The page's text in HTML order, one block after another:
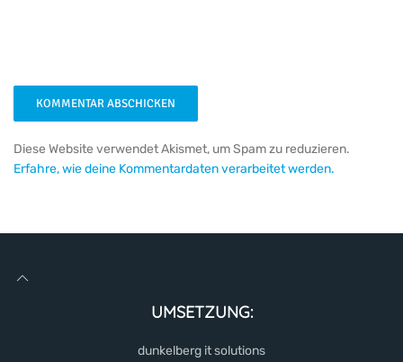
KOMMENTAR ABSCHICKEN
Diese Website verwendet Akismet, um Spam zu reduzieren.
Erfahre, wie deine Kommentardaten verarbeitet werden.
UMSETZUNG:
dunkelberg it solutions